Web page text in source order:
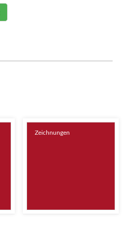
Zeichnungen